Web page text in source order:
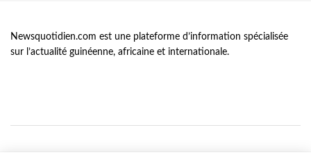
Newsquotidien.com est une plateforme d’information spécialisée
sur l’actualité guinéenne, africaine et internationale.